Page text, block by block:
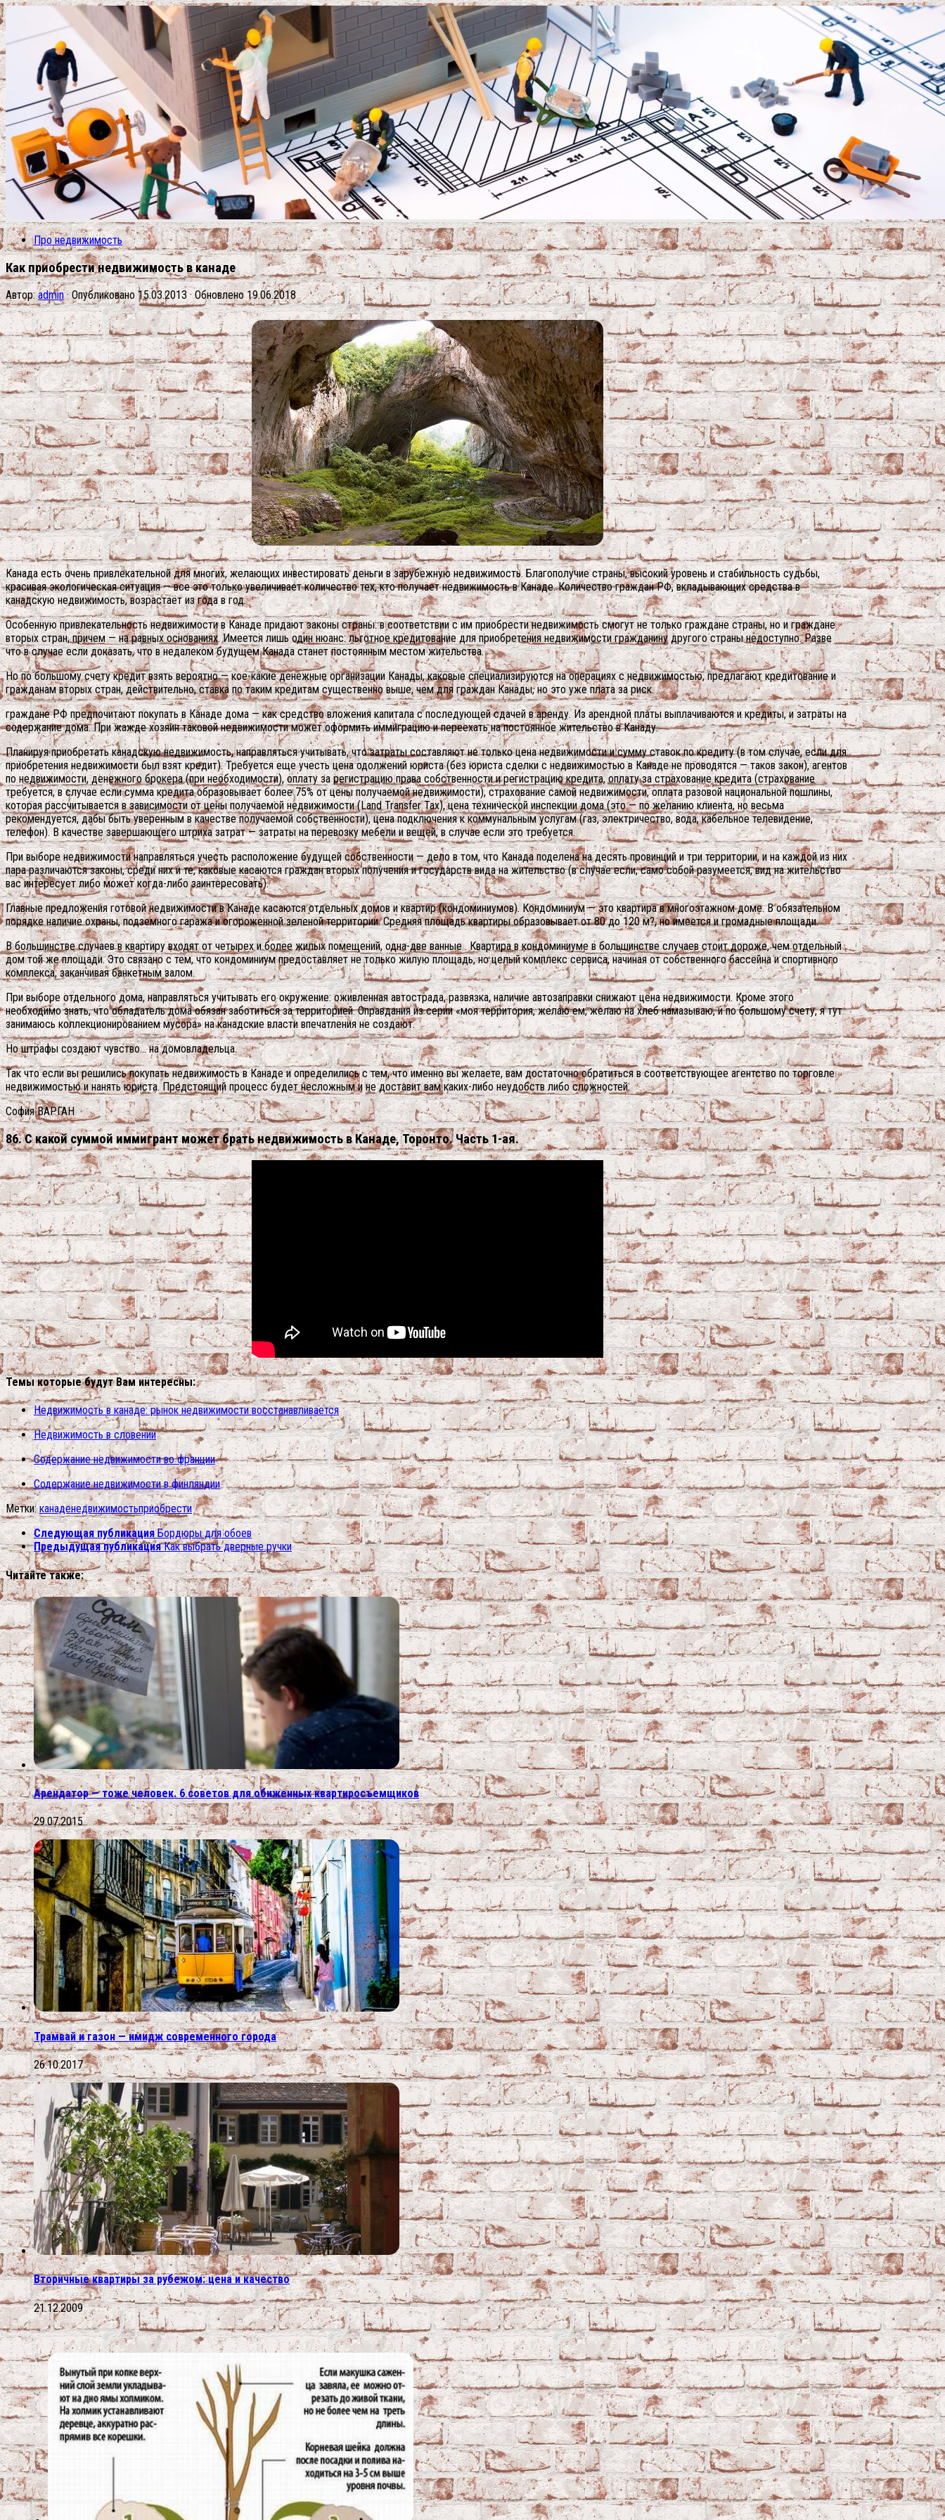
Про недвижимость
Как приобрести недвижимость в канаде
Автор:admin · Опубликовано15.03.2013· Обновлено19.06.2018
Канада есть очень привлекательной для многих, желающих инвестировать деньги в зарубежную недвижимость. Благополучие страны, высокий уровень и стабильность судьбы,
красивая экологическая ситуация — все это только увеличивает количество тех, кто получает недвижимость в Канаде. Количество граждан РФ, вкладывающих средства в
канадскую недвижимость, возрастает из года в год.
Особенную привлекательность недвижимости в Канаде придают законы страны: в соответствии с им приобрести недвижимость смогут не только граждане страны, но и граждане
вторых стран, причем — на равных основаниях. Имеется лишь один нюанс: льготное кредитование для приобретения недвижимости гражданину другого страны недоступно. Разве
что в случае если доказать, что в недалеком будущем Канада станет постоянным местом жительства.
Но по большому счету кредит взять вероятно — кое-какие денежные организации Канады, каковые специализируются на операциях с недвижимостью, предлагают кредитование и
гражданам вторых стран, действительно, ставка по таким кредитам существенно выше, чем для граждан Канады, но это уже плата за риск.
граждане РФ предпочитают покупать в Канаде дома — как средство вложения капитала с последующей сдачей в аренду. Из арендной платы выплачиваются и кредиты, и затраты на
содержание дома. При жажде хозяин таковой недвижимости может оформить иммиграцию и переехать на постоянное жительство в Канаду.
Планируя приобретать канадскую недвижимость, направляться учитывать, что затраты составляют не только цена недвижимости и сумму ставок по кредиту (в том случае, если для
приобретения недвижимости был взят кредит). Требуется еще учесть цена одолжений юриста (без юриста сделки с недвижимостью в Канаде не проводятся — таков закон), агентов
по недвижимости, денежного брокера (при необходимости), оплату за регистрацию права собственности и регистрацию кредита, оплату за страхование кредита (страхование
требуется, в случае если сумма кредита образовывает более 75% от цены получаемой недвижимости), страхование самой недвижимости, оплата разовой национальной пошлины,
которая рассчитывается в зависимости от цены получаемой недвижимости (Land Transfer Tax), цена технической инспекции дома (это — по желанию клиента, но весьма
рекомендуется, дабы быть уверенным в качестве получаемой собственности), цена подключения к коммунальным услугам (газ, электричество, вода, кабельное телевидение,
телефон). В качестве завершающего штриха затрат — затраты на перевозку мебели и вещей, в случае если это требуется.
При выборе недвижимости направляться учесть расположение будущей собственности — дело в том, что Канада поделена на десять провинций и три территории, и на каждой из них
пара различаются законы, среди них и те, каковые касаются граждан вторых получения и государств вида на жительство (в случае если, само собой разумеется, вид на жительство
вас интересует либо может когда-либо заинтересовать).
Главные предложения готовой недвижимости в Канаде касаются отдельных домов и квартир (кондоминиумов). Кондоминиум — это квартира в многоэтажном доме. В обязательном
порядке наличие охраны, подземного гаража и огороженной зеленой территории. Средняя площадь квартиры образовывает от 80 до 120 м?, но имеется и громадные площади.
В большинстве случаев в квартиру входят от четырех и более жилых помещений, одна-две ванные . Квартира в кондоминиуме в большинстве случаев стоит дороже, чем отдельный
дом той же площади. Это связано с тем, что кондоминиум предоставляет не только жилую площадь, но целый комплекс сервиса, начиная от собственного бассейна и спортивного
комплекса, заканчивая банкетным залом.
При выборе отдельного дома, направляться учитывать его окружение: оживленная автострада, развязка, наличие автозаправки снижают цена недвижимости. Кроме этого
необходимо знать, что обладатель дома обязан заботиться за территорией. Оправдания из серии «моя территория, желаю ем, желаю на хлеб намазываю, и по большому счету, я тут
занимаюсь коллекционированием мусора» на канадские власти впечатления не создают.
Но штрафы создают чувство… на домовладельца.
Так что если вы решились покупать недвижимость в Канаде и определились с тем, что именно вы желаете, вам достаточно обратиться в соответствующее агентство по торговле
недвижимостью и нанять юриста. Предстоящий процесс будет несложным и не доставит вам каких-либо неудобств либо сложностей.
София ВАРГАН
86. С какой суммой иммигрант может брать недвижимость в Канаде, Торонто. Часть 1-ая.
Темы которые будут Вам интересны:
Недвижимость в канаде: рынок недвижимости восстанавливается
Недвижимость в словении
Содержание недвижимости во франции
Содержание недвижимости в финляндии
Метки: канаденедвижимостьприобрести
Следующая публикация Бордюры для обоев
Предыдущая публикация Как выбрать дверные ручки
Читайте также:
Арендатор — тоже человек. 6 советов для обиженных квартиросъемщиков
29.07.2015
Трамвай и газон — имидж современного города
26.10.2017
Вторичные квартиры за рубежом: цена и качество
21.12.2009